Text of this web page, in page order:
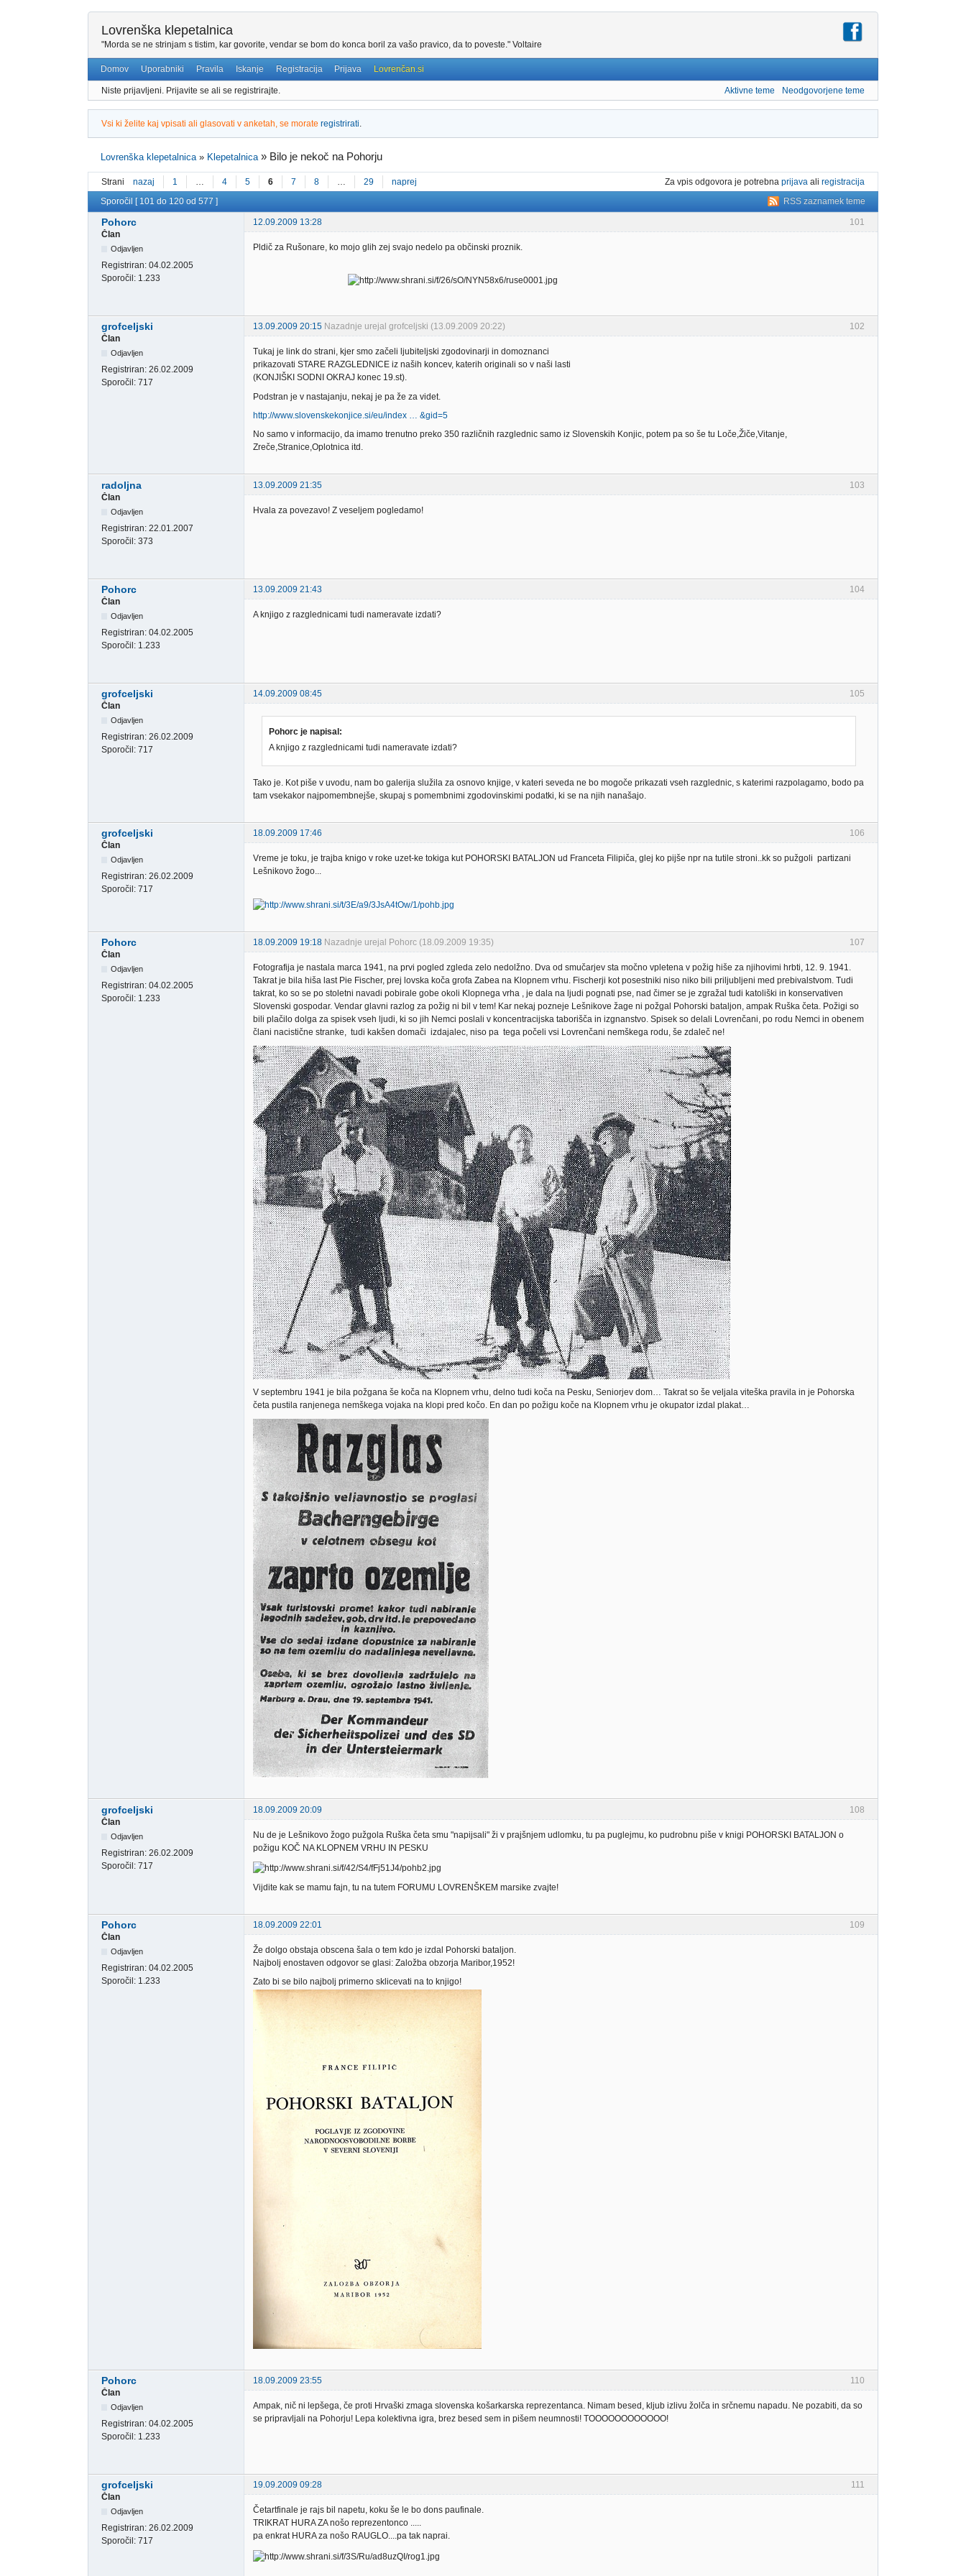
Lovrenška klepetalnica
"Morda se ne strinjam s tistim, kar govorite, vendar se bom do konca boril za vašo pravico, da to poveste." Voltaire
Domov Uporabniki Pravila Iskanje Registracija Prijava Lovrenčan.si
Niste prijavljeni. Prijavite se ali se registrirajte. Aktivne teme Neodgovorjene teme
Vsi ki želite kaj vpisati ali glasovati v anketah, se morate registrirati.
Lovrenška klepetalnica » Klepetalnica » Bilo je nekoč na Pohorju
Strani nazaj 1 … 4 5 6 7 8 … 29 naprej Za vpis odgovora je potrebna prijava ali registracija
RSS zaznamek teme
Sporočil [ 101 do 120 od 577 ]
101
Pohorc
12.09.2009 13:28
Član
Odjavljen
Registriran: 04.02.2005
Sporočil: 1.233
Pldič za Rušonare, ko mojo glih zej svajo nedelo pa občinski proznik.
102
grofceljski 13.09.2009 20:15 Nazadnje urejal grofceljski (13.09.2009 20:22)
Član
Odjavljen
Registriran: 26.02.2009
Sporočil: 717
Tukaj je link do strani, kjer smo začeli ljubiteljski zgodovinarji in domoznanci
prikazovati STARE RAZGLEDNICE iz naših koncev, katerih originali so v naši lasti
(KONJIŠKI SODNI OKRAJ konec 19.st).
Podstran je v nastajanju, nekaj je pa že za videt.
http://www.slovenskekonjice.si/eu/index … &gid=5
No samo v informacijo, da imamo trenutno preko 350 različnih razglednic samo iz Slovenskih Konjic, potem pa so še tu Loče,Žiče,Vitanje,
Zreče,Stranice,Oplotnica itd.
103
radoljna
13.09.2009 21:35
Član
Odjavljen
Registriran: 22.01.2007
Sporočil: 373
Hvala za povezavo! Z veseljem pogledamo!
104
Pohorc
13.09.2009 21:43
Član
Odjavljen
Registriran: 04.02.2005
Sporočil: 1.233
A knjigo z razglednicami tudi nameravate izdati?
105
grofceljski
14.09.2009 08:45
Član
Odjavljen
Registriran: 26.02.2009
Sporočil: 717
Pohorc je napisal:
A knjigo z razglednicami tudi nameravate izdati?
Tako je. Kot piše v uvodu, nam bo galerija služila za osnovo knjige, v kateri seveda ne bo mogoče prikazati vseh razglednic, s katerimi razpolagamo, bodo pa
tam vsekakor najpomembnejše, skupaj s pomembnimi zgodovinskimi podatki, ki se na njih nanašajo.
106
grofceljski
18.09.2009 17:46
Član
Odjavljen
Registriran: 26.02.2009
Sporočil: 717
Vreme je toku, je trajba knigo v roke uzet-ke tokiga kut POHORSKI BATALJON ud Franceta Filipiča, glej ko pijše npr na tutile stroni..kk so pužgoli partizani
Lešnikovo žogo...
107
Pohorc 18.09.2009 19:18 Nazadnje urejal Pohorc (18.09.2009 19:35)
Član
Odjavljen
Registriran: 04.02.2005
Sporočil: 1.233
Fotografija je nastala marca 1941, na prvi pogled zgleda zelo nedolžno. Dva od smučarjev sta močno vpletena v požig hiše za njihovimi hrbti, 12. 9. 1941.
Takrat je bila hiša last Pie Fischer, prej lovska koča grofa Zabea na Klopnem vrhu. Fischerji kot posestniki niso niko bili priljubljeni med prebivalstvom. Tudi
takrat, ko so se po stoletni navadi pobirale gobe okoli Klopnega vrha , je dala na ljudi pognati pse, nad čimer se je zgražal tudi katoliški in konservativen
Slovenski gospodar. Vendar glavni razlog za požig ni bil v tem! Kar nekaj pozneje Lešnikove žage ni požgal Pohorski bataljon, ampak Ruška četa. Požigi so
bili plačilo dolga za spisek vseh ljudi, ki so jih Nemci poslali v koncentracijska taborišča in izgnanstvo. Spisek so delali Lovrenčani, po rodu Nemci in obenem
člani nacistične stranke, tudi kakšen domači izdajalec, niso pa tega počeli vsi Lovrenčani nemškega rodu, še zdaleč ne!
V septembru 1941 je bila požgana še koča na Klopnem vrhu, delno tudi koča na Pesku, Seniorjev dom… Takrat so še veljala viteška pravila in je Pohorska
četa pustila ranjenega nemškega vojaka na klopi pred kočo. En dan po požigu koče na Klopnem vrhu je okupator izdal plakat…
108
grofceljski
18.09.2009 20:09
Član
Odjavljen
Registriran: 26.02.2009
Sporočil: 717
Nu de je Lešnikovo žogo pužgola Ruška četa smu "napijsali" ži v prajšnjem udlomku, tu pa puglejmu, ko pudrobnu piše v knigi POHORSKI BATALJON o
požigu KOČ NA KLOPNEM VRHU IN PESKU
Vijdite kak se mamu fajn, tu na tutem FORUMU LOVRENŠKEM marsike zvajte!
109
Pohorc
18.09.2009 22:01
Član
Odjavljen
Registriran: 04.02.2005
Sporočil: 1.233
Že dolgo obstaja obscena šala o tem kdo je izdal Pohorski bataljon.
Najbolj enostaven odgovor se glasi: Založba obzorja Maribor,1952!
Zato bi se bilo najbolj primerno sklicevati na to knjigo!
110
Pohorc
18.09.2009 23:55
Član
Odjavljen
Registriran: 04.02.2005
Sporočil: 1.233
Ampak, nič ni lepšega, če proti Hrvaški zmaga slovenska košarkarska reprezentanca. Nimam besed, kljub izlivu žolča in srčnemu napadu. Ne pozabiti, da so
se pripravljali na Pohorju! Lepa kolektivna igra, brez besed sem in pišem neumnosti! TOOOOOOOOOOOO!
111
grofceljski
19.09.2009 09:28
Član
Odjavljen
Registriran: 26.02.2009
Sporočil: 717
Četartfinale je rajs bil napetu, koku še le bo dons paufinale.
TRIKRAT HURA ZA nošo reprezentonco .....
pa enkrat HURA za nošo RAUGLO....pa tak naprai.